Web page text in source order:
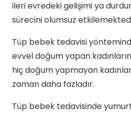
ileri evredeki gelişimi ya
sürecini olumsuz
Tüp bebek tedavisi
evvel doğum yapan
hiç doğum yapmayan
zaman daha fazladır.
Tüp bebek tedavisinde